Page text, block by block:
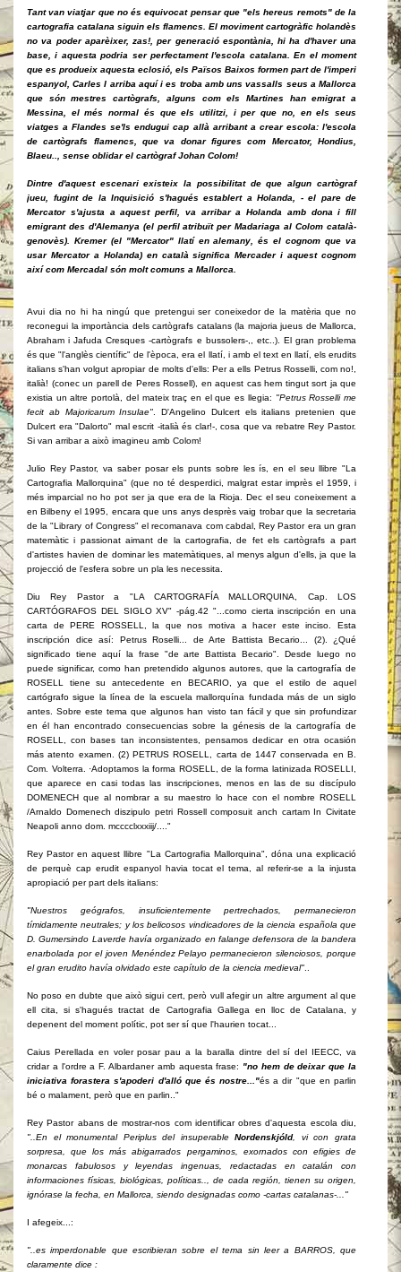
Tant van viatjar que no és equivocat pensar que "els hereus remots" de la
cartografia catalana siguin els flamencs. El moviment cartogràfic holandès
no va poder aparèixer, zas!, per generació espontània, hi ha d'haver una
base, i aquesta podria ser perfectament l'escola catalana. En el moment
que es produeix aquesta eclosió, els Països Baixos formen part de l'imperi
espanyol, Carles I arriba aquí i es troba amb uns vassalls seus a Mallorca
que són mestres cartògrafs, alguns com els Martines han emigrat a
Messina, el més normal és que els utilitzi, i per que no, en els seus
viatges a Flandes se'ls endugui cap allà arribant a crear escola: l'escola
de cartògrafs flamencs, que va donar figures com Mercator, Hondius,
Blaeu.., sense oblidar el cartògraf Johan Colom!
Dintre d'aquest escenari existeix la possibilitat de que algun cartògraf
jueu, fugint de la Inquisició s'hagués establert a Holanda, - el pare de
Mercator s'ajusta a aquest perfil, va arribar a Holanda amb dona i fill
emigrant des d'Alemanya (el perfil atribuït per Madariaga al Colom català-
genovès). Kremer (el "Mercator" llatí en alemany, és el cognom que va
usar Mercator a Holanda) en català significa Mercader i aquest cognom
així com Mercadal són molt comuns a Mallorca.
Avui dia no hi ha ningú que pretengui ser coneixedor de la matèria que no
reconegui la importància dels cartògrafs catalans (la majoria jueus de Mallorca,
Abraham i Jafuda Cresques -cartògrafs e bussolers-,, etc..). El gran problema
és que "l'anglès científic" de l'època, era el llatí, i amb el text en llatí, els erudits
italians s'han volgut apropiar de molts d'ells: Per a ells Petrus Rosselli, com no!,
italià! (conec un parell de Peres Rossell), en aquest cas hem tingut sort ja que
existia un altre portolà, del mateix traç en el que es llegia: "Petrus Rosselli me
fecit ab Majoricarum Insulae" . D'Angelino Dulcert els italians pretenien que
Dulcert era "Dalorto" mal escrit -italià és clar!-, cosa que va rebatre Rey Pastor.
Si van arribar a això imagineu amb Colom!
Julio Rey Pastor, va saber posar els punts sobre les ís, en el seu llibre "La
Cartografia Mallorquina" (que no té desperdici, malgrat estar imprès el 1959, i
més imparcial no ho pot ser ja que era de la Rioja. Dec el seu coneixement a
en Bilbeny el 1995, encara que uns anys desprès vaig trobar que la secretaria
de la "Library of Congress" el recomanava com cabdal, Rey Pastor era un gran
matemàtic i passionat aimant de la cartografia, de fet els cartògrafs a part
d'artistes havien de dominar les matemàtiques, al menys algun d'ells, ja que la
projecció de l'esfera sobre un pla les necessita.
Diu Rey Pastor a "LA CARTOGRAFÍA MALLORQUINA, Cap. LOS
CARTÓGRAFOS DEL SIGLO XV" -pág.42 "...como cierta inscripción en una
carta de PERE ROSSELL, la que nos motiva a hacer este inciso. Esta
inscripción dice así: Petrus Roselli... de Arte Battista Becario... (2). ¿Qué
significado tiene aquí la frase "de arte Battista Becario". Desde luego no
puede significar, como han pretendido algunos autores, que la cartografía de
ROSELL tiene su antecedente en BECARIO, ya que el estilo de aquel
cartógrafo sigue la línea de la escuela mallorquína fundada más de un siglo
antes. Sobre este tema que algunos han visto tan fácil y que sin profundizar
en él han encontrado consecuencias sobre la génesis de la cartografía de
ROSELL, con bases tan inconsistentes, pensamos dedicar en otra ocasión
más atento examen. (2) PETRUS ROSELL, carta de 1447 conservada en B.
Com. Volterra. ·Adoptamos la forma ROSELL, de la forma latinizada ROSELLI,
que aparece en casi todas las inscripciones, menos en las de su discípulo
DOMENECH que al nombrar a su maestro lo hace con el nombre ROSELL
/Arnaldo Domenech diszipulo petri Rossell composuit anch cartam In Civitate
Neapoli anno dom. mcccclxxxiij/...."
Rey Pastor en aquest llibre "La Cartografia Mallorquina", dóna una explicació
de perquè cap erudit espanyol havia tocat el tema, al referir-se a la injusta
apropiació per part dels italians:
"Nuestros geógrafos, insuficientemente pertrechados, permanecieron
tímidamente neutrales; y los belicosos vindicadores de la ciencia española que
D. Gumersindo Laverde havía organizado en falange defensora de la bandera
enarbolada por el joven Menéndez Pelayo permanecieron silenciosos, porque
el gran erudito havía olvidado este capítulo de la ciencia medieval"
No poso en dubte que això sigui cert, però vull afegir un altre argument al que
ell cita, si s'hagués tractat de Cartografia Gallega en lloc de Catalana, y
depenent del moment polític, pot ser sí que l'haurien tocat...
Caius Perellada en voler posar pau a la baralla dintre del sí del IEECC, va
cridar a l'ordre a F. Albardaner amb aquesta frase: "no hem de deixar que la
iniciativa forastera s'apoderi d'alló que és nostre..."és a dir "que en parlin
bé o malament, però que en parlin.."
Rey Pastor abans de mostrar-nos com identificar obres d'aquesta escola diu,
"..En el monumental Periplus del insuperableNordenskjóld, vi con grata
sorpresa, que los más abigarrados pergaminos, exornados con efigies de
monarcas fabulosos y leyendas ingenuas, redactadas en catalán con
informaciones físicas, biológicas, políticas.., de cada región, tienen su origen,
ignórase la fecha, en Mallorca, siendo designadas como -cartas catalanas-..."
I afegeix...:
"..es imperdonable que escribieran sobre el tema sin leer a BARROS, que
claramente dice :